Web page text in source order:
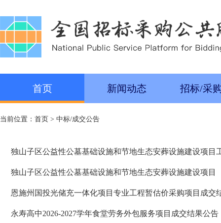
首页 新闻动态 招标/采
当前位置： 首页 > 中标/成交公告
独山子区公益性公墓基础设施和节地生态安葬设施建设项目
独山子区公益性公墓基础设施和节地生态安葬设施建设项目
恩施州国投光储充一体化项目专业工程暂估价采购项目成交
永寿高中2026-2027学年食堂劳务外包服务项目成交结果公告